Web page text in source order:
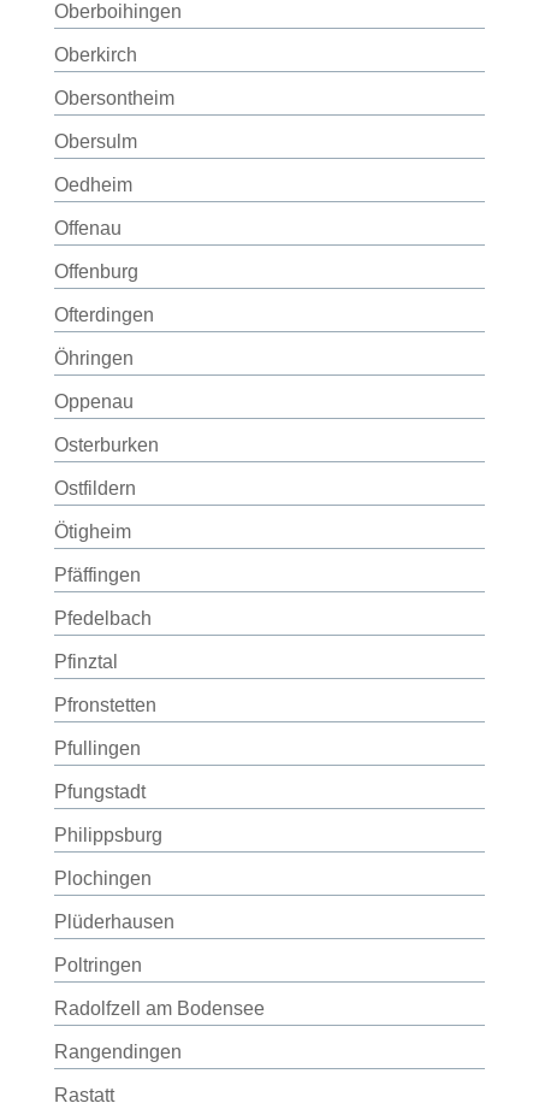
Oberboihingen
Oberkirch
Obersontheim
Obersulm
Oedheim
Offenau
Offenburg
Ofterdingen
Öhringen
Oppenau
Osterburken
Ostfildern
Ötigheim
Pfäffingen
Pfedelbach
Pfinztal
Pfronstetten
Pfullingen
Pfungstadt
Philippsburg
Plochingen
Plüderhausen
Poltringen
Radolfzell am Bodensee
Rangendingen
Rastatt